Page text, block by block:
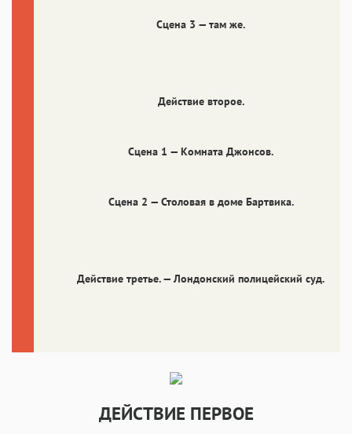
Сцена 3 — там же.
Действие второе.
Сцена 1 — Комната Джонсов.
Сцена 2 — Столовая в доме Бартвика.
Действие третье. — Лондонский полицейский суд.
ДЕЙСТВИЕ ПЕРВОЕ